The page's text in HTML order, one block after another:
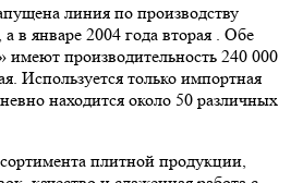
линия по производству
январе 2004 года вторая . Обе
производительность 240 000
Используется только импортная
находится около 50 различных
плитной продукции,